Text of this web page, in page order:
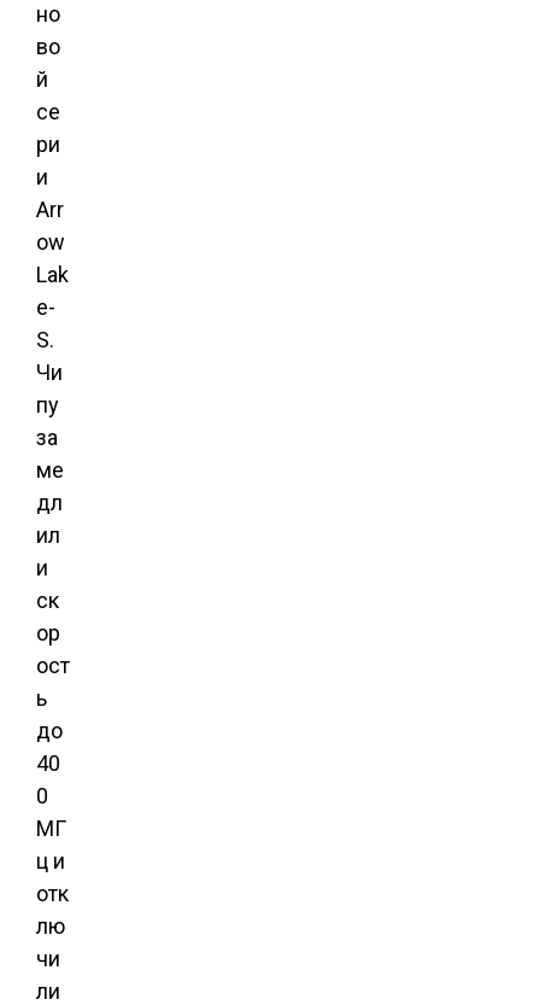
но
во
й
се
ри
и
Arr
ow
Lak
e-
S.
Чи
пу
за
ме
дл
ил
и
ск
ор
ост
ь
до
40
0
МГ
ц и
отк
лю
чи
ли